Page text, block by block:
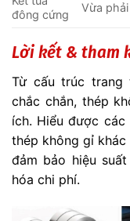
đông cứng
Vừa phải
Lời kết & tham
Từ cấu trúc trang
chắc chắn, thép
ích. Hiểu được
thép không gỉ
đảm bảo hiệu
hóa chi phí.